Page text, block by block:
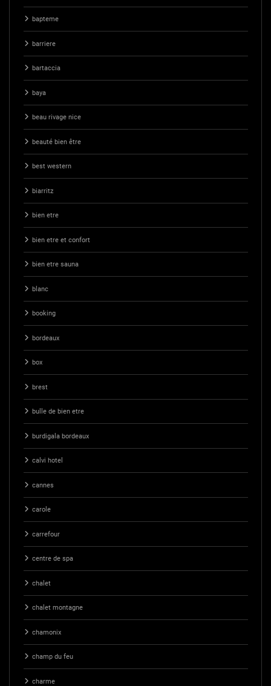
bapteme
barriere
bartaccia
baya
beau rivage nice
beauté bien être
best western
biarritz
bien etre
bien etre et confort
bien etre sauna
blanc
booking
bordeaux
box
brest
bulle de bien etre
burdigala bordeaux
calvi hotel
cannes
carole
carrefour
centre de spa
chalet
chalet montagne
chamonix
champ du feu
charme